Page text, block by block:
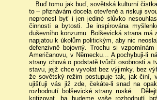
Buď tomu jak buď, sovětská kulturní
to – přiznávám docela otevřeně a riskuji
nepronesl byť i jen jediné slůvko
činnosti a bytosti. Je inspirována
duševního konzumu. Bolševická strana
napjatou k úkolům politickým, aby nic
defenzivně bojovný. Trochu si
Američanovu, v Německu… A pochybuji-li
strany chová o podstatě tvůrčí osobnosti a
stavu, jejž chce vyvolat bez výjimky, bez
že sovětský režim postupuje tak, jak činí,
ujišťuji vás již zde, čekáte-li snad na
rozhodnutí bolševické strany ruské…
kritizovat, ba budeme vaše rozhodnutí